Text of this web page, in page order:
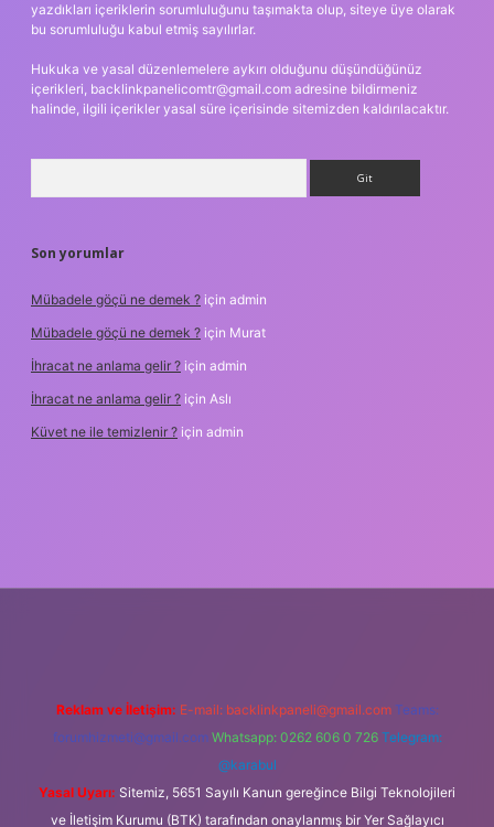
yazdıkları içeriklerin sorumluluğunu taşımakta olup, siteye üye olarak
bu sorumluluğu kabul etmiş sayılırlar.
Hukuka ve yasal düzenlemelere aykırı olduğunu düşündüğünüz
içerikleri, backlinkpanelicomtr@gmail.com adresine bildirmeniz
halinde, ilgili içerikler yasal süre içerisinde sitemizden kaldırılacaktır.
Son yorumlar
Mübadele göçü ne demek ? için admin
Mübadele göçü ne demek ? için Murat
İhracat ne anlama gelir ? için admin
İhracat ne anlama gelir ? için Aslı
Küvet ne ile temizlenir ? için admin
Reklam ve İletişim: E-mail: backlinkpaneli@gmail.com Teams:
forumhizmeti@gmail.com Whatsapp: 0262 606 0 726 Telegram:
@karabul
Yasal Uyarı: Sitemiz, 5651 Sayılı Kanun gereğince Bilgi Teknolojileri
ve İletişim Kurumu (BTK) tarafından onaylanmış bir Yer Sağlayıcı